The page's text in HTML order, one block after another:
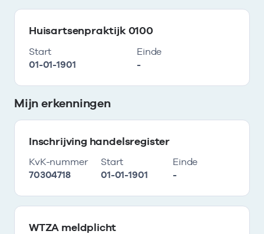
Huisartsenpraktijk 0100
Start
01-01-1901
Einde
-
Mijn erkenningen
Inschrijving handelsregister
KvK-nummer
70304718
Start
01-01-1901
Einde
-
WTZA meldplicht